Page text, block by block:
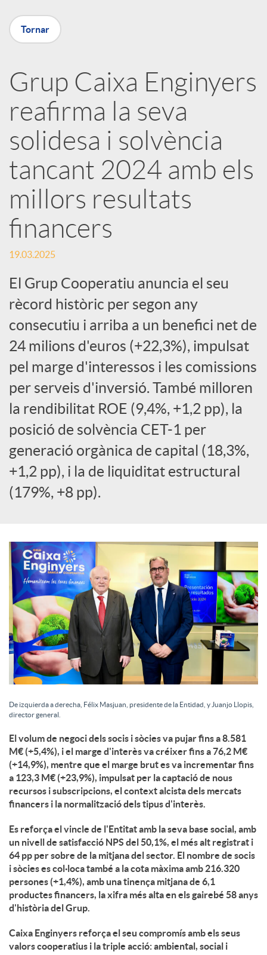
X
r
x
e
s
S
o
c
i
a
l
s
Tornar
Grup Caixa Enginyers
reafirma la seva
solidesa i solvència
tancant 2024 amb els
millors resultats
financers
19.03.2025
El Grup Cooperatiu anuncia el seu
rècord històric per segon any
consecutiu i arriba a un benefici net de
24 milions d'euros (+22,3%), impulsat
pel marge d'interessos i les comissions
per serveis d'inversió. També milloren
la rendibilitat ROE (9,4%, +1,2 pp), la
posició de solvència CET-1 per
generació orgànica de capital (18,3%,
+1,2 pp), i la de liquiditat estructural
(179%, +8 pp).
De izquierda a derecha, Félix Masjuan, presidente de la Entidad, y Juanjo Llopis,
director general.
El volum de negoci dels socis i sòcies va pujar fins a 8.581
M€ (+5,4%), i el marge d'interès va créixer fins a 76,2 M€
(+14,9%), mentre que el marge brut es va incrementar fins
a 123,3 M€ (+23,9%), impulsat per la captació de nous
recursos i subscripcions, el context alcista dels mercats
financers i la normalització dels tipus d'interès.
Es reforça el vincle de l'Entitat amb la seva base social, amb
un nivell de satisfacció NPS del 50,1%, el més alt registrat i
64 pp per sobre de la mitjana del sector. El nombre de socis
i sòcies es col·loca també a la cota màxima amb 216.320
persones (+1,4%), amb una tinença mitjana de 6,1
productes financers, la xifra més alta en els gairebé 58 anys
d'història del Grup.
Caixa Enginyers reforça el seu compromís amb els seus
valors cooperatius i la triple acció: ambiental, social i